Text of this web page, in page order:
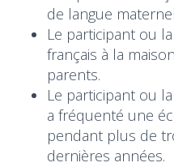
de langue
Le participant ou
français à la
parents.
Le participant ou
a fréquenté une
pendant plus de
dernières années.